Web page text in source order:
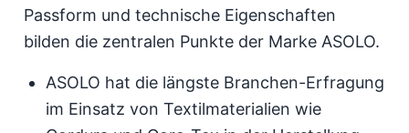
Passform und technische Eigenschaften
bilden die zentralen Punkte der Marke ASOLO.
ASOLO hat die längste Branchen-Erfragung
im Einsatz von Textilmaterialien wie